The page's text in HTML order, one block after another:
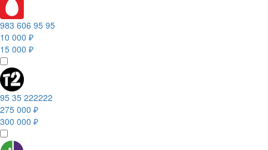
983 606 95 95
10 000 ₽
15 000 ₽
95 35 222222
275 000 ₽
300 000 ₽